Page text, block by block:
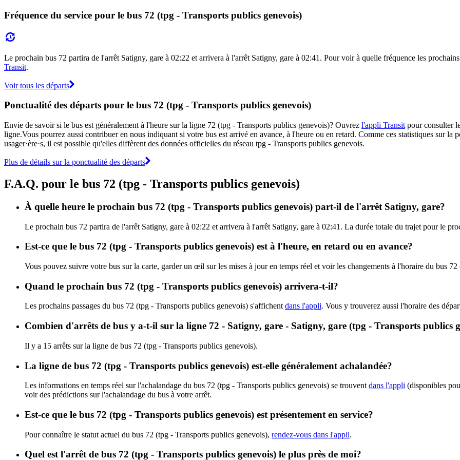
Fréquence du service pour le bus 72 (tpg - Transports publics genevois)
Le prochain bus 72 partira de l'arrêt Satigny, gare à 02:22 et arrivera à l'arrêt Satigny, gare à 02:41. Pour voir à quelle fréquence les
Transit.
Voir tous les départs
Ponctualité des départs pour le bus 72 (tpg - Transports publics genevois)
Envie de savoir si le bus est généralement à l'heure sur la ligne 72 (tpg - Transports publics genevois)? Ouvrez l'appli Transit pour consulter
ligne.Vous pourrez aussi contribuer en nous indiquant si votre bus est arrivé en avance, à l'heure ou en retard. Comme ces statistiques sur la
usager·ère·s, il est possible qu'elles diffèrent des données officielles du réseau tpg - Transports publics genevois.
Plus de détails sur la ponctualité des départs
F.A.Q. pour le bus 72 (tpg - Transports publics genevois)
À quelle heure le prochain bus 72 (tpg - Transports publics genevois) part-il de l'arrêt Satigny, gare?
Le prochain bus 72 partira de l'arrêt Satigny, gare à 02:22 et arrivera à l'arrêt Satigny, gare à 02:41. La durée totale du trajet pour le
Est-ce que le bus 72 (tpg - Transports publics genevois) est à l'heure, en retard ou en avance?
Vous pouvez suivre votre bus sur la carte, garder un œil sur les mises à jour en temps réel et voir les changements à l'horaire du bus
Quand le prochain bus 72 (tpg - Transports publics genevois) arrivera-t-il?
Les prochains passages du bus 72 (tpg - Transports publics genevois) s'affichent dans l'appli. Vous y trouverez aussi l'horaire des
Combien d'arrêts de bus y a-t-il sur la ligne 72 - Satigny, gare - Satigny, gare (tpg - Transports publics
Il y a 15 arrêts sur la ligne de bus 72 (tpg - Transports publics genevois).
La ligne de bus 72 (tpg - Transports publics genevois) est-elle généralement achalandée?
Les informations en temps réel sur l'achalandage du bus 72 (tpg - Transports publics genevois) se trouvent dans l'appli (disponibles
voir des prédictions sur l'achalandage du bus à votre arrêt.
Est-ce que le bus 72 (tpg - Transports publics genevois) est présentement en service?
Pour connaître le statut actuel du bus 72 (tpg - Transports publics genevois), rendez-vous dans l'appli.
Quel est l'arrêt de bus 72 (tpg - Transports publics genevois) le plus près de moi?